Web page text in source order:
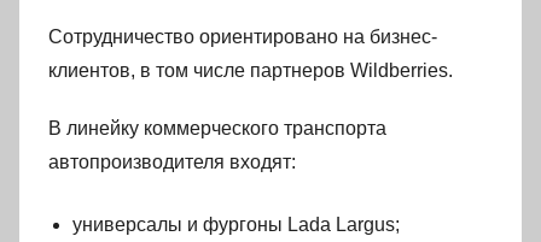
Сотрудничество ориентировано на бизнес-
клиентов, в том числе партнеров Wildberries.
В линейку коммерческого транспорта
автопроизводителя входят:
универсалы и фургоны Lada Largus;